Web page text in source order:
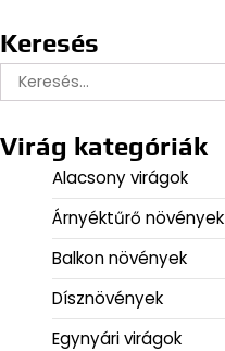
Keresés
Keresés:
Virág kategóriák
Alacsony virágok
Árnyéktűrő növények
Balkon növények
Dísznövények
Egynyári virágok